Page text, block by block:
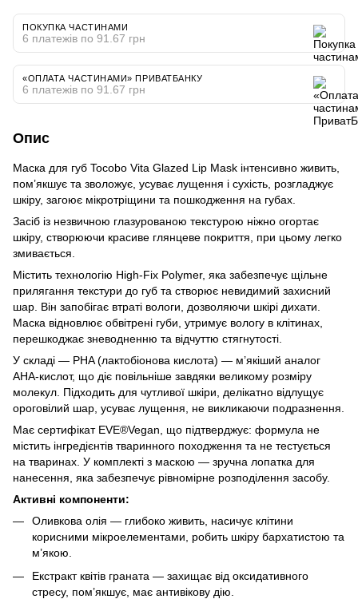
ПОКУПКА ЧАСТИНАМИ
6 платежів по 91.67 грн
«ОПЛАТА ЧАСТИНАМИ» ПРИВАТБАНКУ
6 платежів по 91.67 грн
Опис
Маска для губ Tocobo Vita Glazed Lip Mask інтенсивно живить,
пом’якшує та зволожує, усуває лущення і сухість, розгладжує
шкіру, загоює мікротріщини та пошкодження на губах.
Засіб із незвичною глазурованою текстурою ніжно огортає
шкіру, створюючи красиве глянцеве покриття, при цьому легко
змивається.
Містить технологію High-Fix Polymer, яка забезпечує щільне
прилягання текстури до губ та створює невидимий захисний
шар. Він запобігає втраті вологи, дозволяючи шкірі дихати.
Маска відновлює обвітрені губи, утримує вологу в клітинах,
перешкоджає зневодненню та відчуттю стягнутості.
У складі — PHA (лактобіонова кислота) — м’якіший аналог
AHA-кислот, що діє повільніше завдяки великому розміру
молекул. Підходить для чутливої шкіри, делікатно відлущує
ороговілий шар, усуває лущення, не викликаючи подразнення.
Має сертифікат EVE®Vegan, що підтверджує: формула не
містить інгредієнтів тваринного походження та не тестується
на тваринах. У комплекті з маскою — зручна лопатка для
нанесення, яка забезпечує рівномірне розподілення засобу.
Активні компоненти:
Оливкова олія — глибоко живить, насичує клітини
корисними мікроелементами, робить шкіру бархатистою та
м’якою.
Екстракт квітів граната — захищає від оксидативного
стресу, пом’якшує, має антивікову дію.